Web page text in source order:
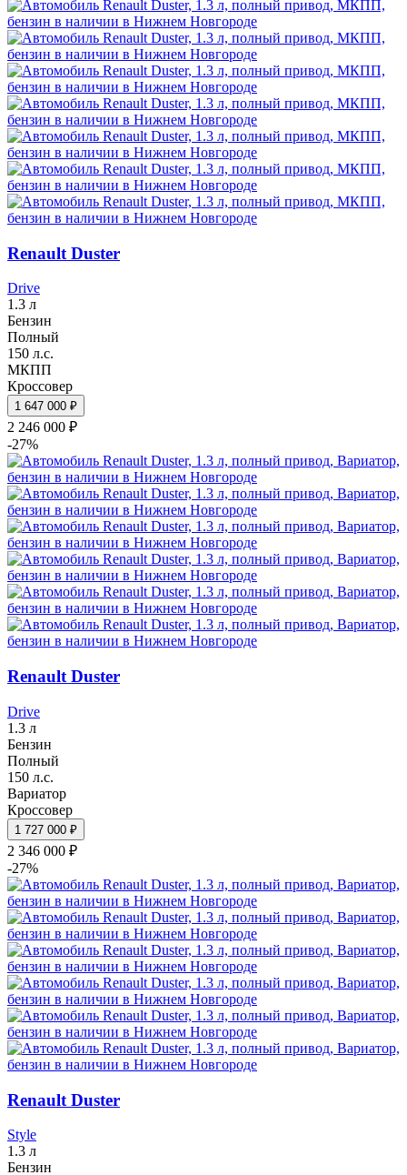
Renault Duster
Drive
1.3 л
Бензин
Полный
150 л.с.
МКПП
Кроссовер
1 647 000 ₽
2 246 000 ₽
-27%
Renault Duster
Drive
1.3 л
Бензин
Полный
150 л.с.
Вариатор
Кроссовер
1 727 000 ₽
2 346 000 ₽
-27%
Renault Duster
Style
1.3 л
Бензин